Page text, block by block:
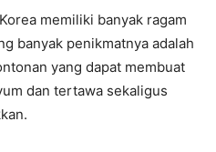
memiliki banyak ragam
banyak penikmatnya adalah
yang dapat membuat
dan tertawa sekaligus